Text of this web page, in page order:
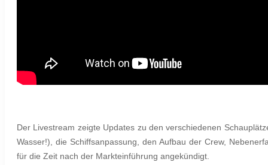
Der Livestream zeigte Updates zu den verschiedenen
Wasser!), die Schiffsanpassung, den Aufbau der Crew,
für die Zeit nach der Markteinführung angekündigt.